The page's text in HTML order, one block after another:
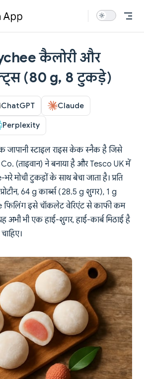
कैलोरी और
(80 g, 8 टुकड़े)
ChatGPT Claude
Perplexity
जापानी स्टाइल राइस केक स्नैक है जिसे
(ताइवान) ने बनाया है और Tesco UK में
मोची टुकड़ों के साथ बेचा जाता है। प्रति
64 g कार्ब्स (28.5 g शुगर), 1 g
फिलिंग इसे चॉकलेट वेरिएंट से काफी कम
अभी भी एक हाई-शुगर, हाई-कार्ब मिठाई है